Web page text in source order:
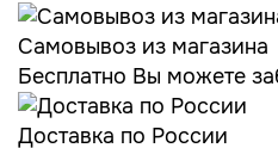
Самовывоз из магазина
Бесплатно Вы можете
Доставка по России